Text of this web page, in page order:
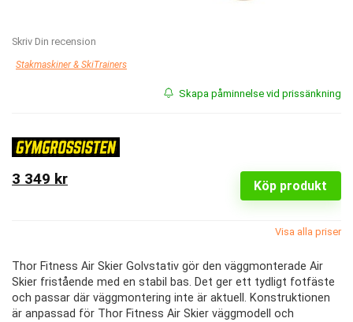
Skriv Din recension
Stakmaskiner & SkiTrainers
Skapa påminnelse vid prissänkning
Köp produkt
3 349 kr
Visa alla priser
Thor Fitness Air Skier Golvstativ gör den väggmonterade Air
Skier fristående med en stabil bas. Det ger ett tydligt fotfäste
och passar där väggmontering inte är aktuell. Konstruktionen
är anpassad för Thor Fitness Air Skier väggmodell och